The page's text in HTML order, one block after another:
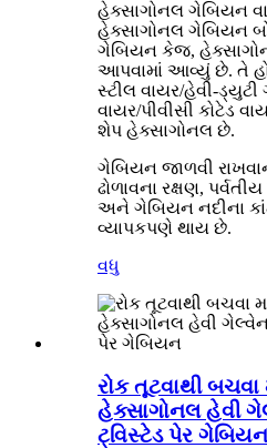
હેક્સાગોનલ ગેબિયન
હેક્સાગોનલ ગેબિયન
ગેબિયન કેજ,
આપવામાં આવ્યું છે. તે
સ્ટીલ વાયર/હેવી-
વાયર/પીવીસી કોટેડ
શેપ હેક્સાગોનલ છે.
ગેબિયન જાળવી
ઢોળાવના રક્ષણ,
અને ગેબિયન નદીના
વ્યાપકપણે થાય છે.
વધુ
રોક તૂટવાથી
હેક્સાગોનલ હેવી
ટ્વિસ્ટેડ પેર ગેબિયન